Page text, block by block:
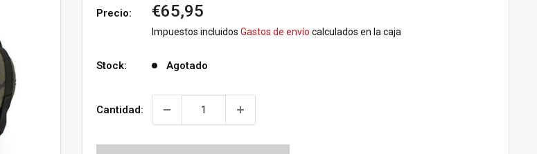
Precio:
Precio
de
venta
€65,95
Impuestos incluidos Gastos de envío calculados en la caja
Stock: Agotado
Cantidad: